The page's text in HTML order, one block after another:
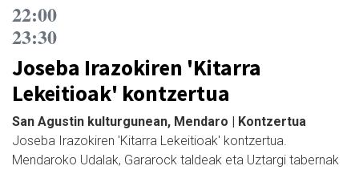
22:00
23:30
Joseba Irazokiren 'Kitarra
Lekeitioak' kontzertua
San Agustin kulturgunean, Mendaro | Kontzertua
Joseba Irazokiren 'Kitarra Lekeitioak' kontzertua.
Mendaroko Udalak, Gararock taldeak eta Uztargi tabernak